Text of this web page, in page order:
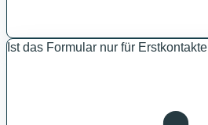
Ist das Formular nur für